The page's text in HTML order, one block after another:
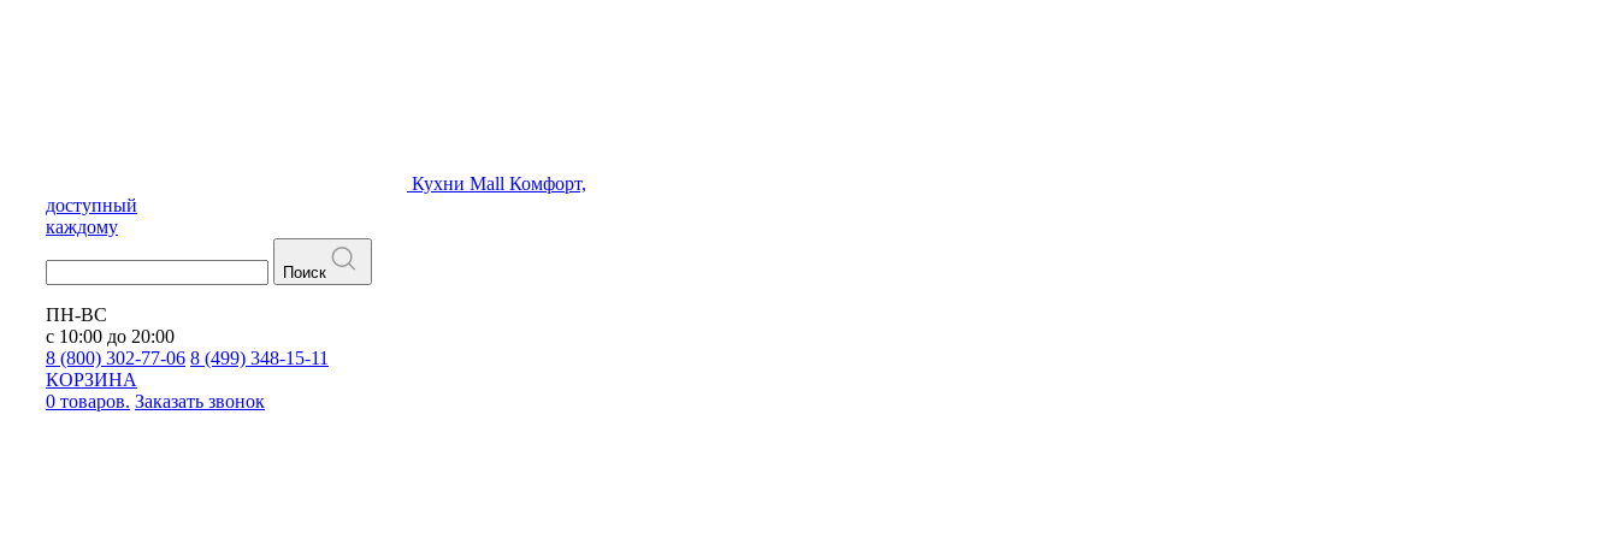
Кухни Mall Комфорт,
доступный
каждому
Поиск
ПН-ВС
с 10:00 до 20:00
8 (800) 302-77-06 8 (499) 348-15-11
КОРЗИНА
0 товаров. Заказать звонок